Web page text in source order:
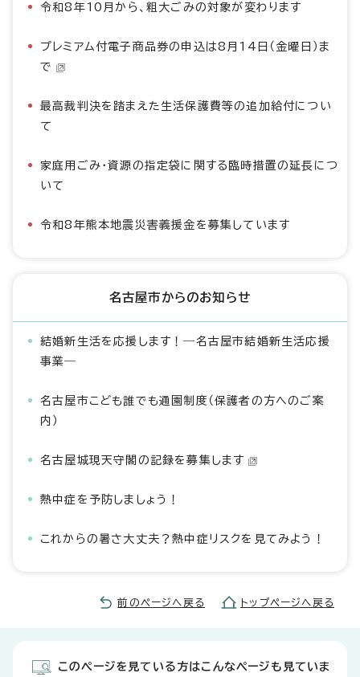
令和8年10月から、粗大ごみの対象が変わります
プレミアム付電子商品券の申込は8月14日（金曜日）ま
で
最高裁判決を踏まえた生活保護費等の追加給付につい
て
家庭用ごみ・資源の指定袋に関する臨時措置の延長につ
いて
令和8年熊本地震災害義援金を募集しています
名古屋市からのお知らせ
結婚新生活を応援します！―名古屋市結婚新生活応援
事業―
名古屋市こども誰でも通園制度（保護者の方へのご案
内）
名古屋城現天守閣の記録を募集します
熱中症を予防しましょう！
これからの暑さ大丈夫？熱中症リスクを見てみよう！
前のページへ戻る トップページへ戻る
このページを見ている方はこんなページも見ていま